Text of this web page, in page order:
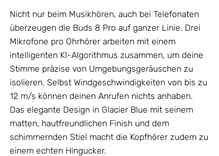
Nicht nur beim Musikhören, auch bei Telefonaten
überzeugen die Buds 8 Pro auf ganzer Linie. Drei
Mikrofone pro Ohrhörer arbeiten mit einem
intelligenten KI-Algorithmus zusammen, um deine
Stimme präzise von Umgebungsgeräuschen zu
isolieren. Selbst Windgeschwindigkeiten von bis zu
12 m/s können deinen Anrufen nichts anhaben.
Das elegante Design in Glacier Blue mit seinem
matten, hautfreundlichen Finish und dem
schimmernden Stiel macht die Kopfhörer zudem zu
einem echten Hingucker.